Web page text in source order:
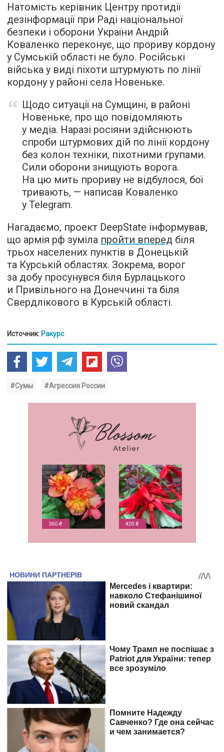
Натомість керівник Центру протидії
дезінформації при Раді національної
безпеки і оборони України Андрій
Коваленко переконує, що прориву кордону
у Сумській області не було. Російські
війська у виді піхоти штурмують по лінії
кордону у районі села Новеньке.
Щодо ситуації на Сумщині, в районі
Новеньке, про що повідомляють
у медіа. Наразі росіяни здійснюють
спроби штурмових дій по лінії кордону
без колон техніки, піхотними групами.
Сили оборони знищують ворога.
На цю мить прориву не відбулося, бої
тривають, — написав Коваленко
у Telegram.
Нагадаємо, проект DeepState інформував,
що армія рф зуміла пройти вперед біля
трьох населених пунктів в Донецькій
та Курській областях. Зокрема, ворог
за добу просунувся біля Бурлацького
и Привільного на Донеччині та біля
Свердлікового в Курській області.
Источник: Ракурс
#Сумы #Агрессия России